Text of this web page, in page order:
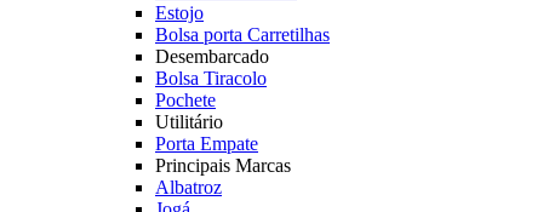
Estojo
Bolsa porta Carretilhas
Desembarcado
Bolsa Tiracolo
Pochete
Utilitário
Porta Empate
Principais Marcas
Albatroz